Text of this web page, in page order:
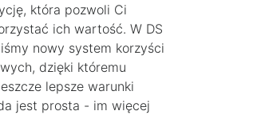
która pozwoli Ci
ich wartość. W DS
nowy system korzyści
dzięki któremu
lepsze warunki
jest prosta - im więcej